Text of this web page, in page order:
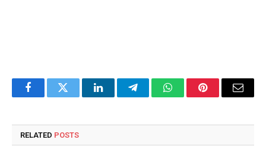
FacebookTwitter LinkedInTelegramWhatsAppPinterestEmail
RELATED POSTS